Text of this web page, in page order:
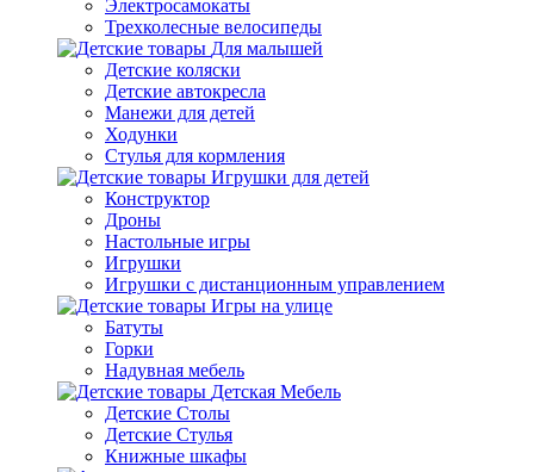
Электросамокаты
Трехколесные велосипеды
Для малышей
Детские коляски
Детские автокресла
Манежи для детей
Ходунки
Стулья для кормления
Игрушки для детей
Конструктор
Дроны
Настольные игры
Игрушки
Игрушки c дистанционным управлением
Игры на улице
Батуты
Горки
Надувная мебель
Детская Мебель
Детские Столы
Детские Стулья
Книжные шкафы